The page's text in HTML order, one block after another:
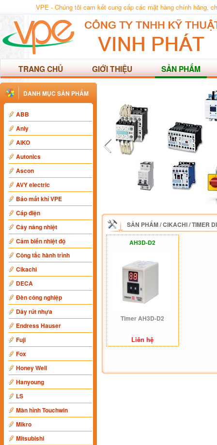
VPE - Chúng tôi cam kết cung cấp các mặt hàng chính hãng,
TRANG CHỦ GIỚI THIỆU SẢN PHẨM
DANH MỤC SẢN PHẨM
ABB
Anly
AIKO
Autonics
Ascon
AVY electric
Báo mất khí VPE
Cáp điện
Cây nâng nhiệt
Cảm biến nhiệt độ
Công tắc hành trình
Cikachi
DECA
Đèn công nghiệp
Dây rút nhựa
Endress Hauser
Fuji
Fox
Honey Well
Hanyoung
LS
Màn hình Touchwin
Mikro
Mitsubishi
SẢN PHẨM/CIKACHI/TIMER
AH3D-D2
Timer AH3D-D2
Liên hệ